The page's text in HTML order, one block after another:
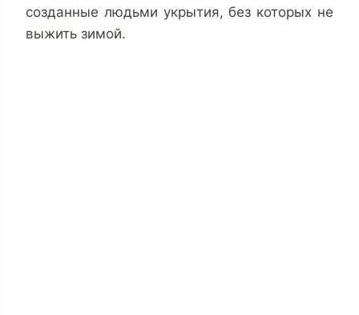
созданные людьми укрытия, без которых не
выжить зимой.